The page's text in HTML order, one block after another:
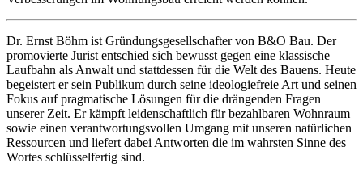
Dr. Ernst Böhm ist Gründungsgesellschafter von B&O Bau. Der
promovierte Jurist entschied sich bewusst gegen eine klassische
Laufbahn als Anwalt und stattdessen für die Welt des Bauens. Heute
begeistert er sein Publikum durch seine ideologiefreie Art und seinen
Fokus auf pragmatische Lösungen für die drängenden Fragen
unserer Zeit. Er kämpft leidenschaftlich für bezahlbaren Wohnraum
sowie einen verantwortungsvollen Umgang mit unseren natürlichen
Ressourcen und liefert dabei Antworten die im wahrsten Sinne des
Wortes schlüsselfertig sind.